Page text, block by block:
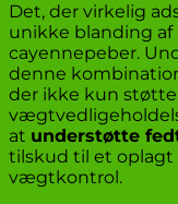
Det, der virkelig
unikke blanding
cayennepeber.
denne
der ikke kun
at understøtte
tilskud til et oplagt
vægtkontrol.